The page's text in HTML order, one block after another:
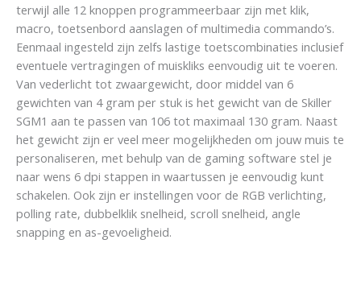
terwijl alle 12 knoppen programmeerbaar zijn met klik,
macro, toetsenbord aanslagen of multimedia commando’s.
Eenmaal ingesteld zijn zelfs lastige toetscombinaties inclusief
eventuele vertragingen of muiskliks eenvoudig uit te voeren.
Van vederlicht tot zwaargewicht, door middel van 6
gewichten van 4 gram per stuk is het gewicht van de Skiller
SGM1 aan te passen van 106 tot maximaal 130 gram. Naast
het gewicht zijn er veel meer mogelijkheden om jouw muis te
personaliseren, met behulp van de gaming software stel je
naar wens 6 dpi stappen in waartussen je eenvoudig kunt
schakelen. Ook zijn er instellingen voor de RGB verlichting,
polling rate, dubbelklik snelheid, scroll snelheid, angle
snapping en as-gevoeligheid.